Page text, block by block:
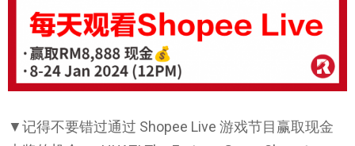
▼记得不要错过通过 Shopee Live 游戏节目赢取现金